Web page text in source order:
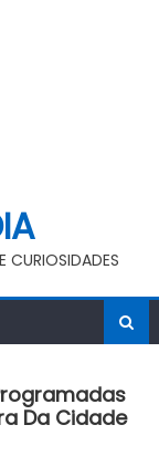
CURIOSIDADES
Da Cidade